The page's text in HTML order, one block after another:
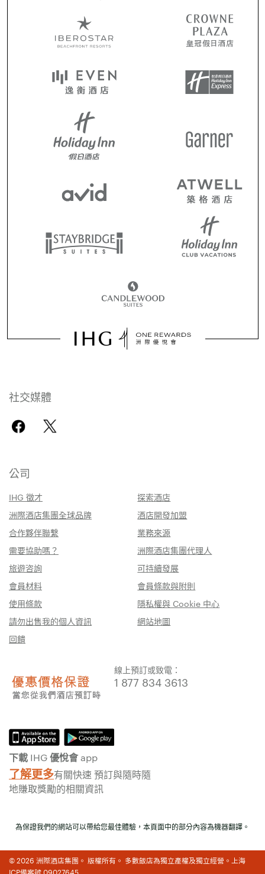
社交媒體
公司
IHG 徵才
探索酒店
洲際酒店集團全球品牌
酒店開發加盟
合作夥伴聯繫
業務來源
需要協助嗎？
洲際酒店集團代理人
旅遊咨詢
可持續發展
會員材料
會員條款與附則
使用條款
隱私權與 Cookie 中心
請勿出售我的個人資訊
網站地圖
回饋
線上預訂或致電：
1 877 834 3613
下載 IHG 優悅會 app
了解更多有關快速 預訂與隨時隨
地賺取獎勵的相關資訊
為保證我們的網站可以帶給您最佳體驗，本頁面中的部分內容為機器翻譯。
© 2026 洲際酒店集團。 版權所有。 多數飯店為獨立產權及獨立經營。上海
ICP備案號 09027645